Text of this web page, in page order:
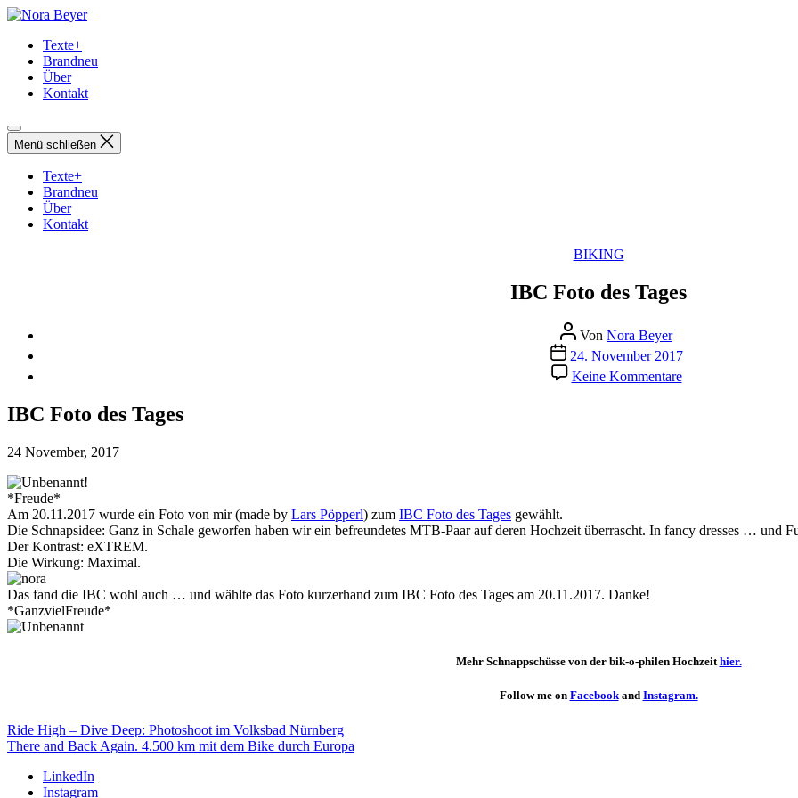
Direkt
Inhalt
wechseln
Nora
Texte+
Brandneu
Über
Kontakt
Menü schließen
Texte+
Brandneu
Über
Kontakt
Kategorien
BIKING
IBC Foto des Tages
Beitragsautor
Von Nora Beyer
Beitragsdatum
24. November 2017
Keine Kommentarezu
IBC
IBC Foto des Tages
24 November, 2017
*Freude*
Am 20.11.2017 wurde ein Foto von mir (made by Lars Pöpperl) zum IBC Foto des Tages gewählt.
Die Schnapsidee: Ganz in Schale geworfen haben wir ein befreundetes MTB-Paar auf deren Hochzeit überrascht. In fancy dresses … und
Der Kontrast: eXTREM.
Die Wirkung: Maximal.
Das fand die IBC wohl auch … und wählte das Foto kurzerhand zum IBC Foto des Tages am 20.11.2017. Danke!
*GanzvielFreude*
Mehr Schnappschüsse von der bik-o-philen Hochzeit hier.
Follow me on Facebookand Instagram.
Ride High – Dive Deep: Photoshoot im Volksbad Nürnberg
There and Back Again. 4.500 km mit dem Bike durch Europa
LinkedIn
Instagram